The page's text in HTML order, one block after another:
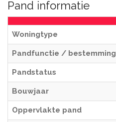
Pand informatie
Woningtype
Pandfunctie / bestemming
Pandstatus
Bouwjaar
Oppervlakte pand